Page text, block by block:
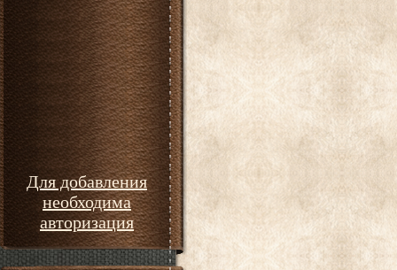
Для добавления
необходима
авторизация